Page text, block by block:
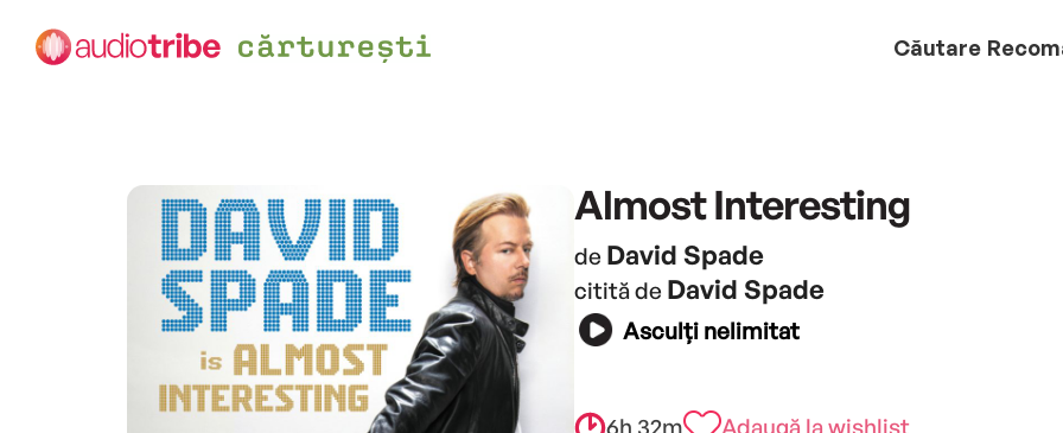
Căutare
Almost Interesting
de David Spade
citită de David Spade
Asculți nelimitat
6h 32m Adaugă la wishlist